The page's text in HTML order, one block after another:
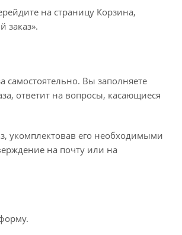
на страницу Корзина,
заказ».
самостоятельно. Вы заполняете
ответит на вопросы, касающиеся
укомплектовав его необходимыми
на почту или на